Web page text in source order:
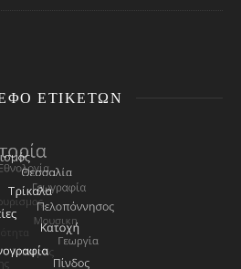
ΕΤΙΚΕΤΏΝ